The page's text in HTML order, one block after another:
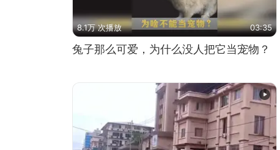
8.1万 次播放 03:35
兔子那么可爱，为什么没人把它当宠物？